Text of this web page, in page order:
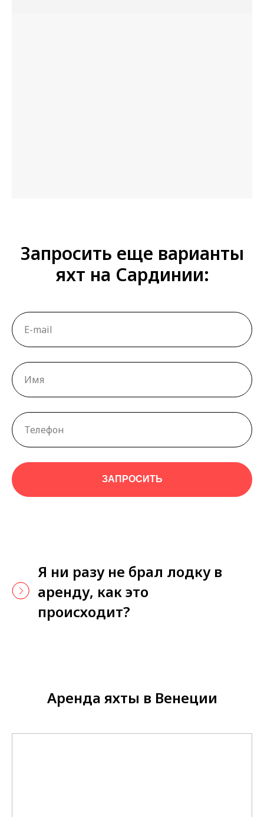
Запросить еще варианты
яхт на Сардинии:
ЗАПРОСИТЬ
Я ни разу не брал лодку в
аренду, как это
происходит?
Аренда яхты в Венеции